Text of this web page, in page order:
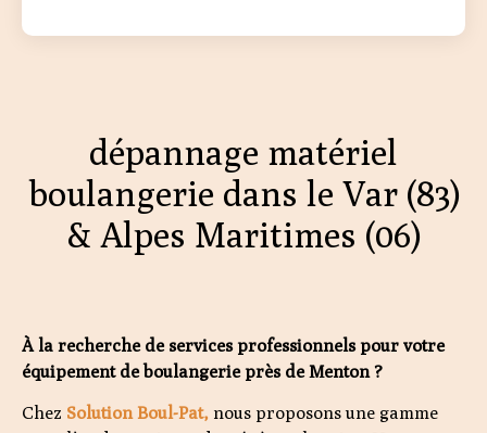
dépannage matériel
boulangerie dans le Var (83)
& Alpes Maritimes (06)
À la recherche de services professionnels pour votre
équipement de boulangerie près de Menton ?
Chez Solution Boul-Pat, nous proposons une gamme